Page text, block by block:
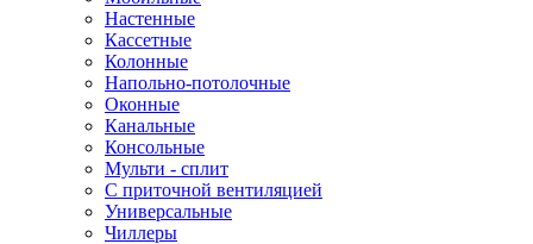
Настенные
Кассетные
Колонные
Напольно-потолочные
Оконные
Канальные
Консольные
Мульти - сплит
С приточной вентиляцией
Универсальные
Чиллеры